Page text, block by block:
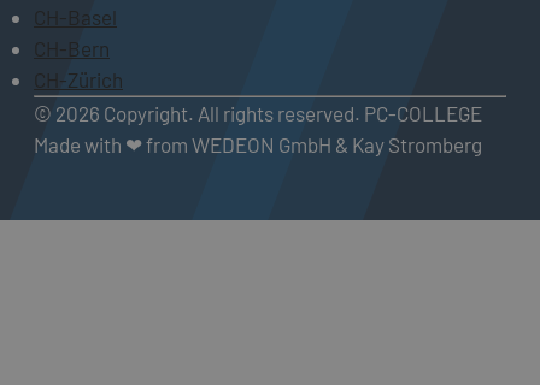
CH-Basel
CH-Bern
CH-Zürich
© 2026 Copyright. All rights reserved. PC-COLLEGE
Made with ❤ from WEDEON GmbH & Kay Stromberg